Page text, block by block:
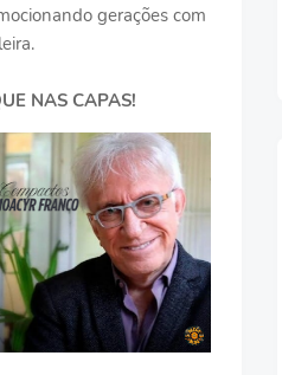
gerações com
NAS CAPAS!